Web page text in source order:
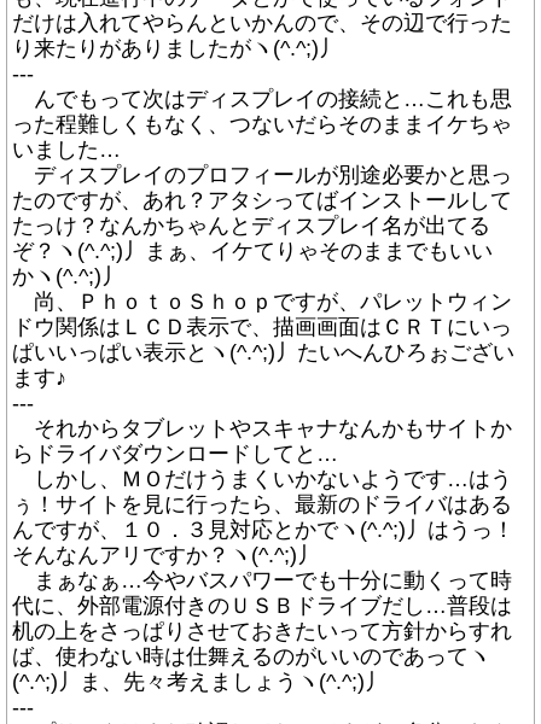
だけは入れてやらんといかんので、その辺で行った
り来たりがありましたがヽ(^.^;)丿
---
んでもって次はディスプレイの接続と…これも思
った程難しくもなく、つないだらそのままイケちゃ
いました…
ディスプレイのプロフィールが別途必要かと思っ
たのですが、あれ？アタシってばインストールして
たっけ？なんかちゃんとディスプレイ名が出てる
ぞ？ヽ(^.^;)丿まぁ、イケてりゃそのままでもいい
かヽ(^.^;)丿
尚、ＰｈｏｔｏＳｈｏｐですが、パレットウィン
ドウ関係はＬＣＤ表示で、描画画面はＣＲＴにいっ
ぱいいっぱい表示とヽ(^.^;)丿たいへんひろぉござい
ます♪
---
それからタブレットやスキャナなんかもサイトか
らドライバダウンロードしてと…
しかし、ＭＯだけうまくいかないようです…はう
ぅ！サイトを見に行ったら、最新のドライバはある
んですが、１０．３見対応とかでヽ(^.^;)丿はうっ！
そんなんアリですか？ヽ(^.^;)丿
まぁなぁ…今やバスパワーでも十分に動くって時
代に、外部電源付きのＵＳＢドライブだし…普段は
机の上をさっぱりさせておきたいって方針からすれ
ば、使わない時は仕舞えるのがいいのであってヽ
(^.^;)丿ま、先々考えましょうヽ(^.^;)丿
---